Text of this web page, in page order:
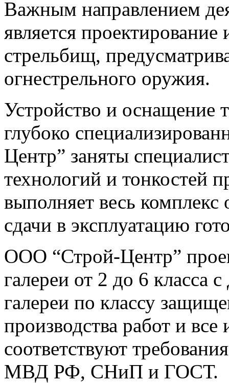
Важным направлением
является
стрельбищ,
огнестрельного оружия.
Устройство и оснащение
глубоко
Центр” заняты
технологий и тонкостей
выполняет весь
сдачи в эксплуатацию
ООО “Строй-Центр”
галереи от 2 до 6 класса
галереи по классу
производства работ и
соответствуют
МВД РФ, СНиП и ГОСТ.